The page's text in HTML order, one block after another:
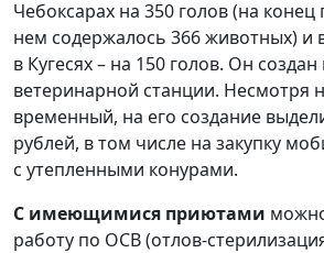
Чебоксарах на 350 голов (на
нем содержалось 366 животных)
в Кугесях – на 150 голов. Он создан
ветеринарной станции. Несмотря
временный, на его создание
рублей, в том числе на закупку
с утепленными конурами.
С имеющимися приютами
работу по ОСВ (отлов-